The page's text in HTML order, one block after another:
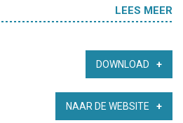
LEES MEER
DOWNLOAD
NAAR DE WEBSITE